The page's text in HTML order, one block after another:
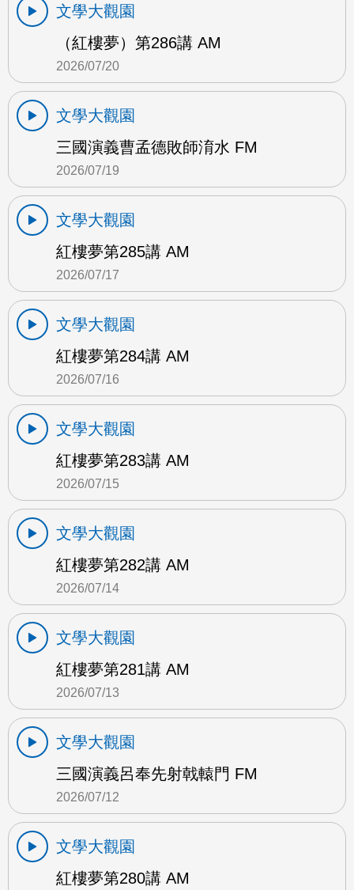
文學大觀園
（紅樓夢）第286講 AM
2026/07/20
文學大觀園
三國演義曹孟德敗師淯水 FM
2026/07/19
文學大觀園
紅樓夢第285講 AM
2026/07/17
文學大觀園
紅樓夢第284講 AM
2026/07/16
文學大觀園
紅樓夢第283講 AM
2026/07/15
文學大觀園
紅樓夢第282講 AM
2026/07/14
文學大觀園
紅樓夢第281講 AM
2026/07/13
文學大觀園
三國演義呂奉先射戟轅門 FM
2026/07/12
文學大觀園
紅樓夢第280講 AM